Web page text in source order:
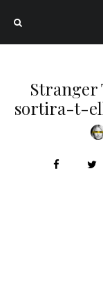
Stranger
sortira-t-